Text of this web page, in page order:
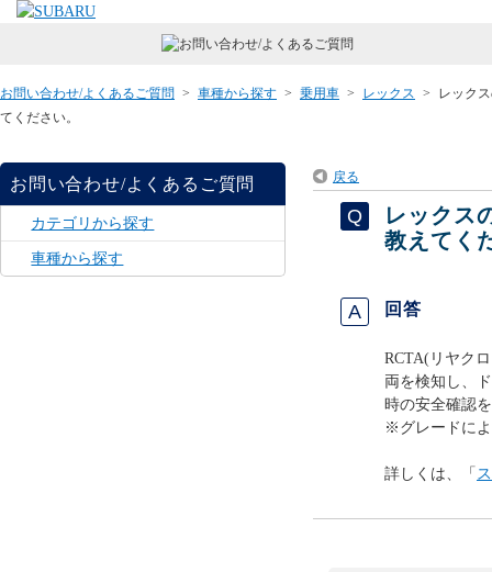
お問い合わせ/よくあるご質問 > 車種から探す > 乗用車 > レックス >
レック
てください。
お問い合わせ/よくあるご質問
カテゴリから探す
車種から探す
戻る
レックス
教えてく
回答
RCTA(リヤク
両を検知し、
時の安全確認
※グレードに
詳しくは、「